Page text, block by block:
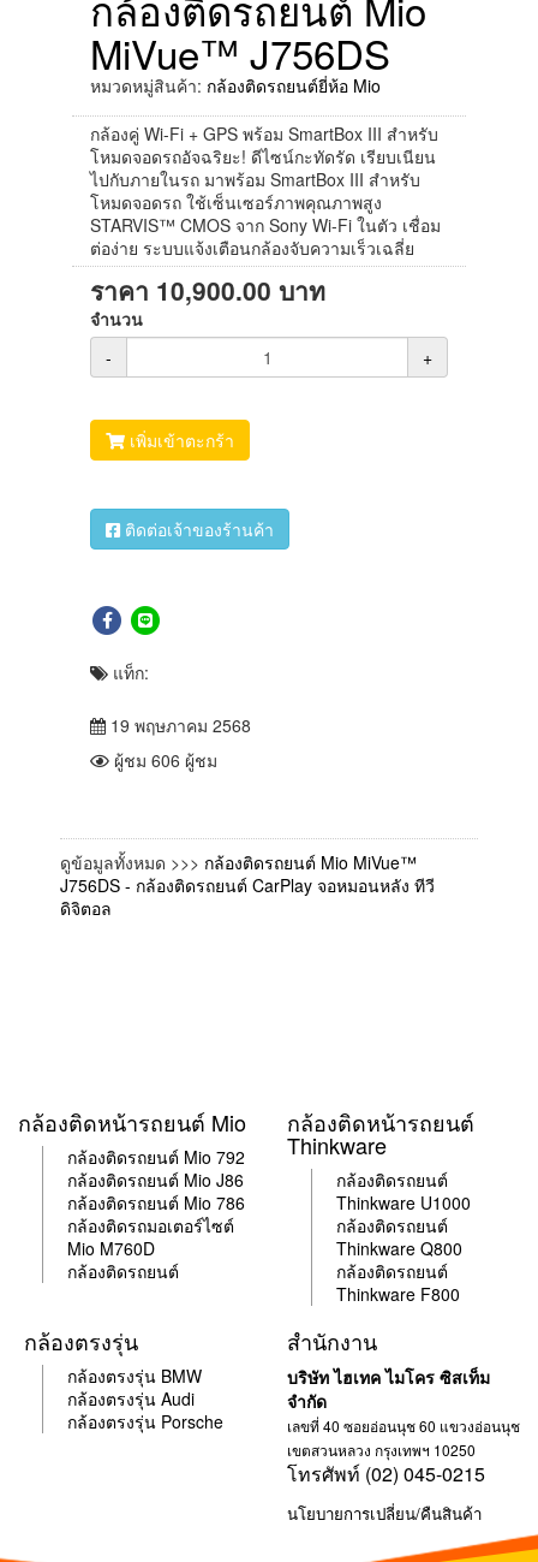
MiVue™ J756DS
หมวดหมู่สินค้า: กล้องติดรถยนต์ยี่ห้อ Mio
กล้องคู่ Wi-Fi + GPS พร้อม SmartBox III สำหรับ
โหมดจอดรถอัจฉริยะ! ดีไซน์กะทัดรัด เรียบเนียน
ไปกับภายในรถ มาพร้อม SmartBox III สำหรับ
โหมดจอดรถ ใช้เซ็นเซอร์ภาพคุณภาพสูง
STARVIS™ CMOS จาก Sony Wi-Fi ในตัว เชื่อม
ต่อง่าย ระบบแจ้งเตือนกล้องจับความเร็วเฉลี่ย
ราคา 10,900.00 บาท
จำนวน
-
+
เพิ่มเข้าตะกร้า
ติดต่อเจ้าของร้านค้า
แท็ก:
19 พฤษภาคม 2568
ผู้ชม 606 ผู้ชม
ดูข้อมูลทั้งหมด >>> กล้องติดรถยนต์ Mio MiVue™
J756DS - กล้องติดรถยนต์ CarPlay จอหมอนหลัง ทีวี
ดิจิตอล
กล้องติดหน้ารถยนต์ Mio
กล้องติดรถยนต์ Mio 792
กล้องติดรถยนต์ Mio J86
กล้องติดรถยนต์ Mio 786
กล้องติดรถมอเตอร์ไซต์
Mio M760D
กล้องติดรถยนต์
กล้องติดหน้ารถยนต์
Thinkware
กล้องติดรถยนต์
Thinkware U1000
กล้องติดรถยนต์
Thinkware Q800
กล้องติดรถยนต์
Thinkware F800
กล้องตรงรุ่น
กล้องตรงรุ่น BMW
กล้องตรงรุ่น Audi
กล้องตรงรุ่น Porsche
สำนักงาน
บริษัท ไฮเทค ไมโคร ซิสเท็ม
จำกัด
เลขที่ 40 ซอยอ่อนนุช 60 แขวงอ่อนนุช
เขตสวนหลวง กรุงเทพฯ 10250
โทรศัพท์ (02) 045-0215
นโยบายการเปลี่ยน/คืนสินค้า